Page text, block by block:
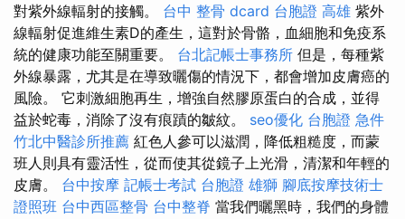
對紫外線輻射的接觸。 台中 整骨 dcard 台胞證 高雄 紫外
線輻射促進維生素D的產生，這對於骨骼，血細胞和免疫系
統的健康功能至關重要。 台北記帳士事務所 但是，每種紫
外線暴露，尤其是在導致曬傷的情況下，都會增加皮膚癌的
風險。 它刺激細胞再生，增強自然膠原蛋白的合成，並得
益於蛇毒，消除了沒有痕蹟的皺紋。 seo優化 台胞證 急件
竹北中醫診所推薦 紅色人參可以滋潤，降低粗糙度，而蒙
班人則具有靈活性，從而使其從鏡子上光滑，清潔和年輕的
皮膚。 台中按摩 記帳士考試 台胞證 雄獅 腳底按摩技術士
證照班 台中西區整骨 台中整脊 當我們曬黑時，我們的身體